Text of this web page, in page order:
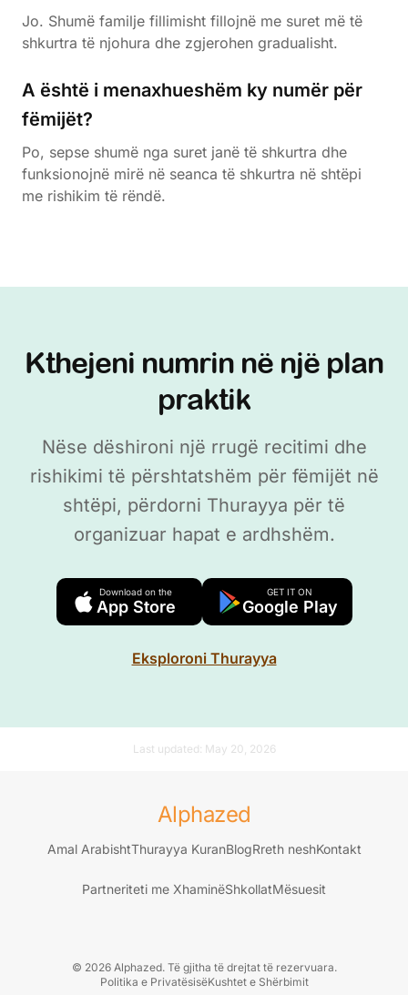
Jo. Shumë familje fillimisht fillojnë me suret më të
shkurtra të njohura dhe zgjerohen gradualisht.
A është i menaxhueshëm ky numër për
fëmijët?
Po, sepse shumë nga suret janë të shkurtra dhe
funksionojnë mirë në seanca të shkurtra në shtëpi
me rishikim të rëndë.
Kthejeni numrin në një plan
praktik
Nëse dëshironi një rrugë recitimi dhe
rishikimi të përshtatshëm për fëmijët në
shtëpi, përdorni Thurayya për të
organizuar hapat e ardhshëm.
Download on the
App Store
GET IT ON
Google Play
Eksploroni Thurayya
Last updated: May 20, 2026
Alphazed
Amal ArabishtThurayya KuranBlogRreth neshKontakt
Partneriteti me XhaminëShkollatMësuesit
© 2026 Alphazed. Të gjitha të drejtat të rezervuara.
Politika e PrivatësisëKushtet e Shërbimit